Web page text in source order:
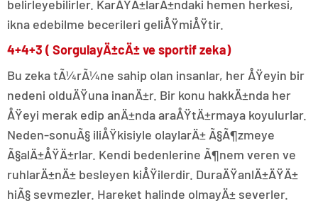
belirleyebilirler. KarÅŸÄ±larÄ±ndaki hemen herkesi,
ikna edebilme becerileri geliÅŸmiÅŸtir.
4+4+3 ( SorgulayÄ±cÄ± ve sportif zeka)
Bu zeka tÃ¼rÃ¼ne sahip olan insanlar, her ÅŸeyin bir
nedeni olduÄŸuna inanÄ±r. Bir konu hakkÄ±nda her
ÅŸeyi merak edip anÄ±nda araÅŸtÄ±rmaya koyulurlar.
Neden-sonuÃ§ iliÅŸkisiyle olaylarÄ± Ã§Ã¶zmeye
Ã§alÄ±ÅŸÄ±rlar. Kendi bedenlerine Ã¶nem veren ve
ruhlarÄ±nÄ± besleyen kiÅŸilerdir. DuraÄŸanlÄ±ÄŸÄ±
hiÃ§ sevmezler. Hareket halinde olmayÄ± severler.